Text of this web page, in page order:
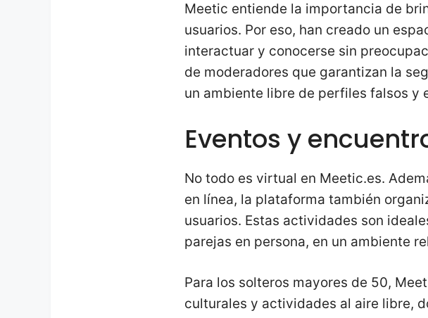
Meetic entiende la importancia de
usuarios. Por eso, han creado un
interactuar y conocerse sin
de moderadores que garantizan la
un ambiente libre de perfiles falsos y
Eventos y
No todo es virtual en Meetic.es.
en línea, la plataforma también
usuarios. Estas actividades son
parejas en persona, en un ambiente
Para los solteros mayores de 50,
culturales y actividades al aire libre,